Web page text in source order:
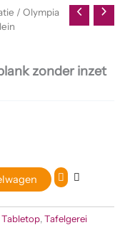
/ Olympia
zonder inzet
Tabletop,Tafelgerei